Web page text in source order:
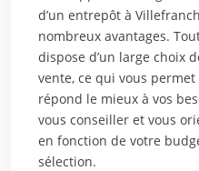
d’un entrepôt à
nombreux avantages.
dispose d’un large choix
vente, ce qui vous
répond le mieux à vos
vous conseiller et vous
en fonction de votre
sélection.